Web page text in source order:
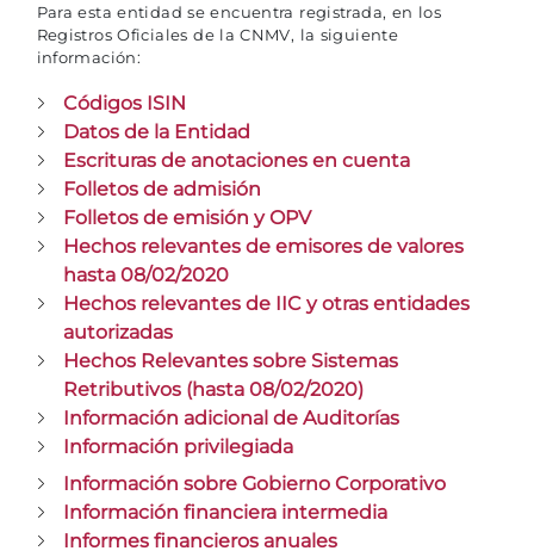
Para esta entidad se encuentra registrada, en los
Registros Oficiales de la CNMV, la siguiente
información:
Códigos ISIN
Datos de la Entidad
Escrituras de anotaciones en cuenta
Folletos de admisión
Folletos de emisión y OPV
Hechos relevantes de emisores de valores
hasta 08/02/2020
Hechos relevantes de IIC y otras entidades
autorizadas
Hechos Relevantes sobre Sistemas
Retributivos (hasta 08/02/2020)
Información adicional de Auditorías
Información privilegiada
Información sobre Gobierno Corporativo
Información financiera intermedia
Informes financieros anuales